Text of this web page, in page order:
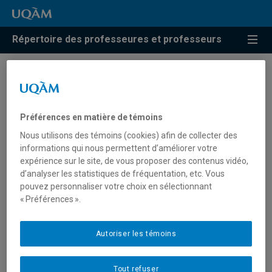
Répertoire des professeures et professeurs
Résultats de recherche pour
Blum, Michael
blum.michael@uqam.ca
Pratiques atypiques en art
Préférences en matière de témoins
Nous utilisons des témoins (cookies) afin de collecter des
informations qui nous permettent d’améliorer votre
expérience sur le site, de vous proposer des contenus vidéo,
d’analyser les statistiques de fréquentation, etc. Vous
pouvez personnaliser votre choix en sélectionnant
« Préférences ».
Tout refuser
Autoriser les témoins